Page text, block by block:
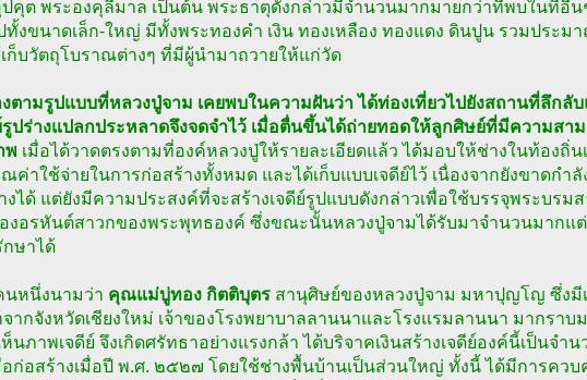
คุต พระองคุลีมาล เป็นต้น พระธาตุดังกล่าวมีจำนวนมากมายกว่าที่พบในที่อื่น
ทั้งขนาดเล็ก-ใหญ่ มีทั้งพระทองคำ เงิน ทองเหลือง ทองแดง ดินปูน รวมประม
ก็บวัตถุโบราณต่างๆ ที่มีผู้นำมาถวายให้แก่วัด
งตามรูปแบบที่หลวงปู่จาม เคยพบในความฝันว่า ได้ท่องเที่ยวไปยังสถานที่ลึกลั
รูปร่างแปลกประหลาดจึงจดจำไว้ เมื่อตื่นขึ้นได้ถ่ายทอดให้ลูกศิษย์ที่มีความสา
พ เมื่อได้วาดตรงตามที่องค์หลวงปู่ให้รายละเอียดแล้ว ได้มอบให้ช่างในท้องถิ่น
ค่าใช้จ่ายในการก่อสร้างทั้งหมด และได้เก็บแบบเจดีย์ไว้ เนื่องจากยังขาดกำ
งได้ แต่ยังมีความประสงค์ที่จะสร้างเจดีย์รูปแบบดังกล่าวเพื่อใช้บรรจุพระบรม
งอรหันต์สาวกของพระพุทธองค์ ซึ่งขณะนั้นหลวงปู่จามได้รับมาจำนวนมากแ
กษาได้
หนึ่งนามว่า คุณแม่บู่ทอง กิตติบุตร สานุศิษย์ของหลวงปู่จาม มหาปุญโญ ซึ่งมี
จากจังหวัดเชียงใหม่ เจ้าของโรงพยาบาลลานนาและโรงแรมลานนา มากราบ
นภาพเจดีย์ จึงเกิดศรัทธาอย่างแรงกล้า ได้บริจาคเงินสร้างเจดีย์องค์นี้เป็นจำ
อก่อสร้างเมื่อปี พ.ศ. ๒๕๒๗ โดยใช้ช่างพื้นบ้านเป็นส่วนใหญ่ ทั้งนี้ ได้มีการควบ